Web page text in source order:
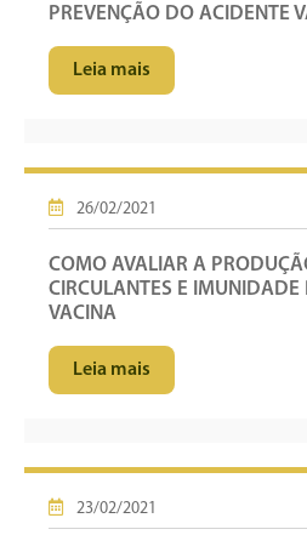
PREVENÇÃO DO ACIDENTE
Leia mais
26/02/2021
COMO AVALIAR A
CIRCULANTES E
VACINA
Leia mais
23/02/2021